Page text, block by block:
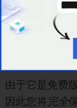
Shield。
它于
免费VPN服务
由于它是免费
因此您将 完全